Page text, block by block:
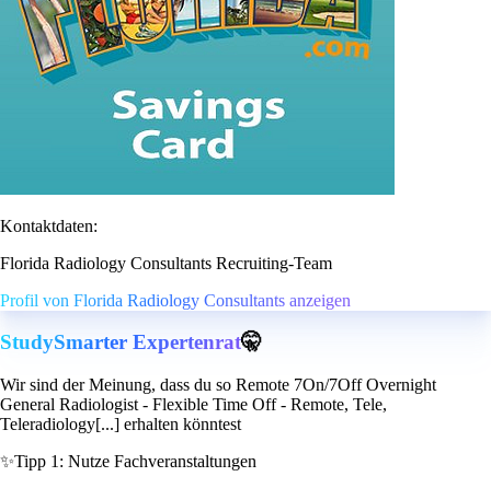
Kontaktdaten:
Florida Radiology Consultants Recruiting-Team
Profil von Florida Radiology Consultants anzeigen
StudySmarter Expertenrat🤫
Wir sind der Meinung, dass du so Remote 7On/7Off Overnight
General Radiologist - Flexible Time Off - Remote, Tele,
Teleradiology[...] erhalten könntest
✨Tipp 1: Nutze Fachveranstaltungen